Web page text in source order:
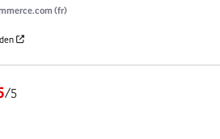
(fr)
/5